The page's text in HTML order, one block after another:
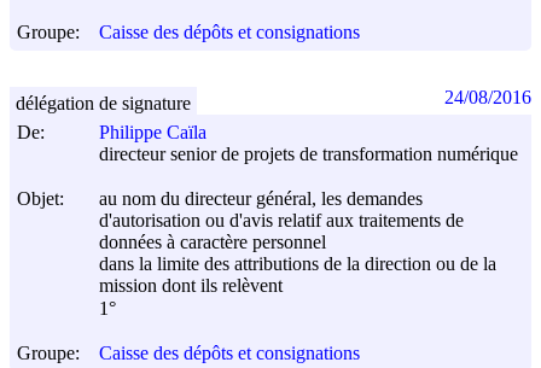
Groupe: Caisse des dépôts et consignations
De:
Philippe Caïla
directeur senior de projets de transformation numérique
Objet:
au nom du directeur général, les demandes
d'autorisation ou d'avis relatif aux traitements de
données à caractère personnel
dans la limite des attributions de la direction ou de la
mission dont ils relèvent
1°
Groupe: Caisse des dépôts et consignations
délégation de signature 24/08/2016